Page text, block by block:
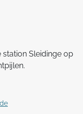
station Sleidinge op